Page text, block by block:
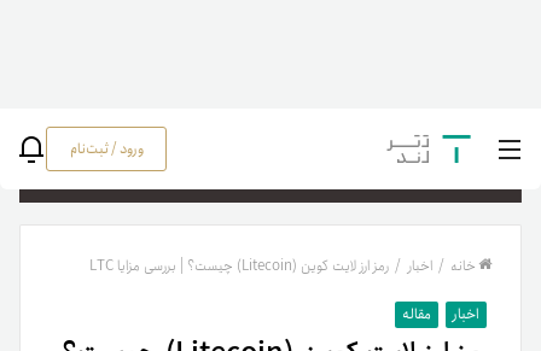
ورود / ثبت‌نام
خانه / اخبار / رمز ارز لایت کوین (Litecoin) چیست؟ | بررسی مزایا LTC
اخبار مقاله